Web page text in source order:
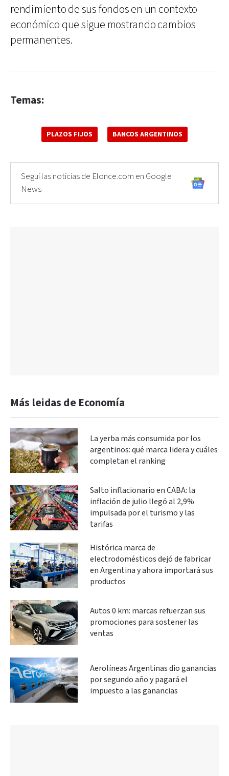
rendimiento de sus fondos en un contexto
económico que sigue mostrando cambios
permanentes.
Temas:
PLAZOS FIJOS BANCOS ARGENTINOS
Seguí las noticias de Elonce.com en Google
News
Más leidas de Economía
La yerba más consumida por los
argentinos: qué marca lidera y cuáles
completan el ranking
Salto inflacionario en CABA: la
inflación de julio llegó al 2,9%
impulsada por el turismo y las
tarifas
Histórica marca de
electrodomésticos dejó de fabricar
en Argentina y ahora importará sus
productos
Autos 0 km: marcas refuerzan sus
promociones para sostener las
ventas
Aerolíneas Argentinas dio ganancias
por segundo año y pagará el
impuesto a las ganancias